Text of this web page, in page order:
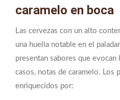
caramelo en boca
Las cervezas con un alto
una huella notable en el
presentan sabores que evocan
casos, notas de caramelo. Los
enriquecidos por: